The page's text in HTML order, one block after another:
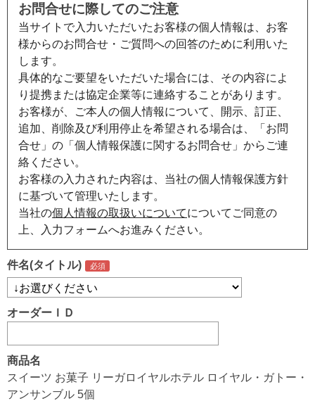
お問合せに際してのご注意
当サイトで入力いただいたお客様の個人情報は、お客
様からのお問合せ・ご質問への回答のために利用いた
します。
具体的なご要望をいただいた場合には、その内容によ
り提携または協定企業等に連絡することがあります。
お客様が、ご本人の個人情報について、開示、訂正、
追加、削除及び利用停止を希望される場合は、「お問
合せ」の「個人情報保護に関するお問合せ」からご連
絡ください。
お客様の入力された内容は、当社の個人情報保護方針
に基づいて管理いたします。
当社の個人情報の取扱いについてについてご同意の
上、入力フォームへお進みください。
件名(タイトル)
オーダーＩＤ
商品名
スイーツ お菓子 リーガロイヤルホテル ロイヤル・ガトー・
アンサンブル 5個